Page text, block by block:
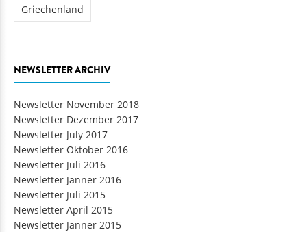
Griechenland
NEWSLETTER ARCHIV
Newsletter November 2018
Newsletter Dezember 2017
Newsletter July 2017
Newsletter Oktober 2016
Newsletter Juli 2016
Newsletter Jänner 2016
Newsletter Juli 2015
Newsletter April 2015
Newsletter Jänner 2015